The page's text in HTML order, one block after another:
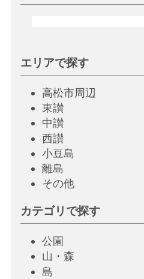
エリアで探す
高松市周辺
東讃
中讃
西讃
小豆島
離島
その他
カテゴリで探す
公園
山・森
島